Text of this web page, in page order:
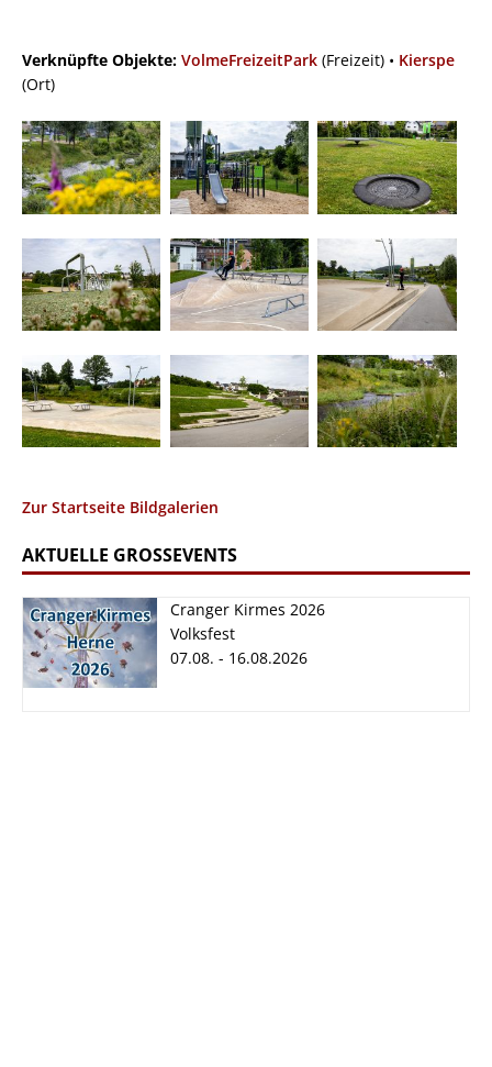
Verknüpfte Objekte: VolmeFreizeitPark (Freizeit) • Kierspe
(Ort)
Zur Startseite Bildgalerien
AKTUELLE GROSSEVENTS
Cranger Kirmes 2026
Volksfest
07.08. - 16.08.2026